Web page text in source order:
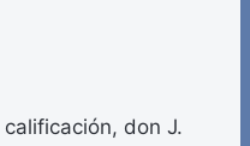
don J.